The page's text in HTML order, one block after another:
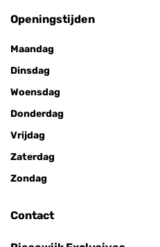
Openingstijden
Maandag
Dinsdag
Woensdag
Donderdag
Vrijdag
Zaterdag
Zondag
Contact